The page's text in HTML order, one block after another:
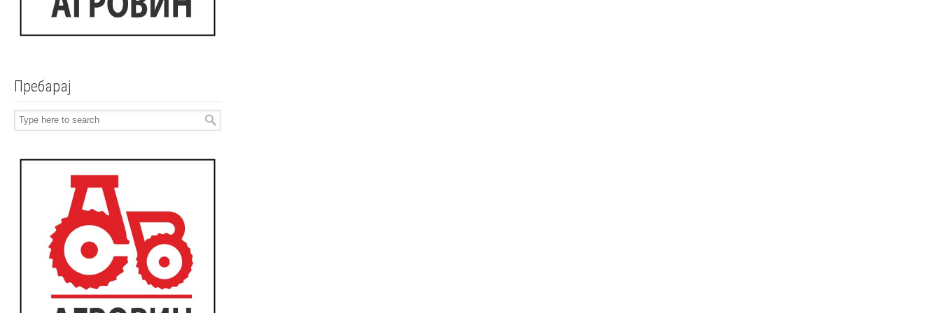
Пребарај